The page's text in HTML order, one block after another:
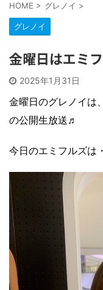
HOME > グレノイ >
グレノイ
金曜日はエミ
2025年1月31日
金曜日のグレノイは
の公開生放送♬
今日のエミフルズは